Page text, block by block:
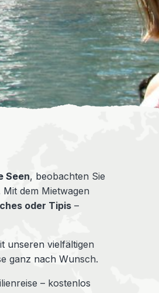
Seen, beobachten Sie
Mit dem Mietwagen
oder Tipis –
unseren vielfältigen
ganz nach Wunsch.
– kostenlos